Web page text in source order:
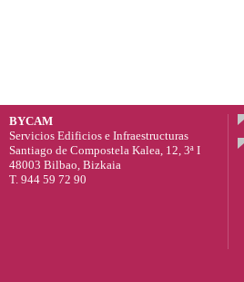
BYCAM
Servicios Edificios e Infraestructuras
Santiago de Compostela Kalea, 12, 3ª I
48003 Bilbao, Bizkaia
T. 944 59 72 90